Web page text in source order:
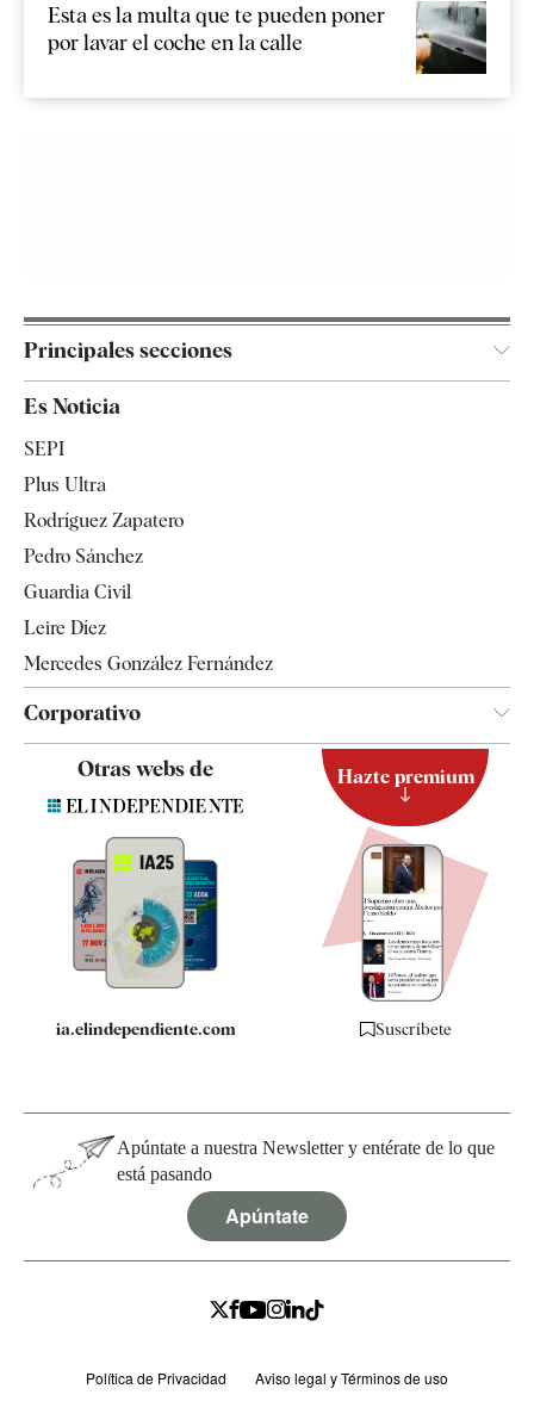
Esta es la multa que te pueden poner
por lavar el coche en la calle
Principales secciones
España
Televisión
Es Noticia
SEPI
Plus Ultra
Rodríguez Zapatero
Pedro Sánchez
Guardia Civil
Leire Díez
Mercedes González Fernández
Corporativo
Contacto
Quiénes somos
Especificaciones
Otras webs de
ia.elindependiente.com
Hazte premium
Suscríbete
Apúntate a nuestra Newsletter y entérate de lo que
está pasando
Apúntate
Política de Privacidad
Aviso legal y Términos de uso